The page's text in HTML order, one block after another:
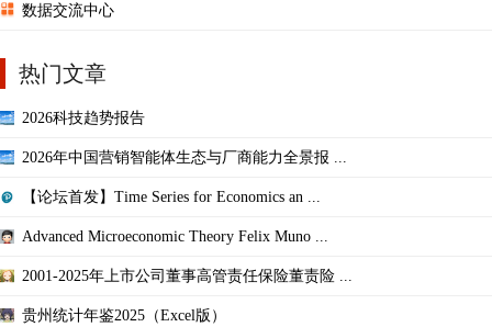
数据交流中心
热门文章
2026科技趋势报告
2026年中国营销智能体生态与厂商能力全景报 ...
【论坛首发】Time Series for Economics an ...
Advanced Microeconomic Theory Felix Muno ...
2001-2025年上市公司董事高管责任保险董责险 ...
贵州统计年鉴2025（Excel版）